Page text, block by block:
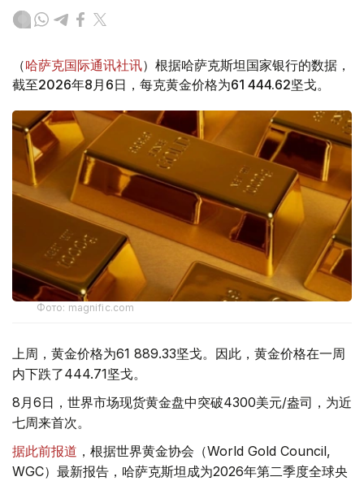
（哈萨克国际通讯社讯）根据哈萨克斯坦国家银行的数据，
截至2026年8月6日，每克黄金价格为61 444.62坚戈。
Фото: magnific.com
上周，黄金价格为61 889.33坚戈。因此，黄金价格在一周
内下跌了444.71坚戈。
8月6日，世界市场现货黄金盘中突破4300美元/盎司，为近
七周来首次。
据此前报道 ，根据世界黄金协会（World Gold Council,
WGC）最新报告，哈萨克斯坦成为2026年第二季度全球央